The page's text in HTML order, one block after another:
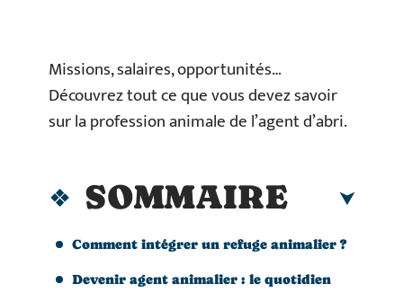
Missions, salaires, opportunités…
Découvrez tout ce que vous devez savoir
sur la profession animale de l’agent d’abri.
SOMMAIRE
Comment intégrer un refuge animalier ?
Devenir agent animalier : le quotidien